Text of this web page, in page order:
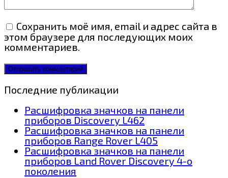
Сохранить моё имя, email и адрес сайта в
этом браузере для последующих моих
комментариев.
Последние публикации
Расшифровка значков на панели
приборов Discovery L462
Расшифровка значков на панели
приборов Range Rover L405
Расшифровка значков на панели
приборов Land Rover Discovery 4-о
поколения